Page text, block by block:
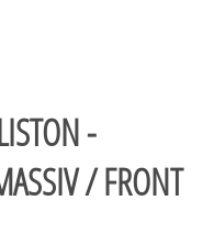
-
/ FRONT